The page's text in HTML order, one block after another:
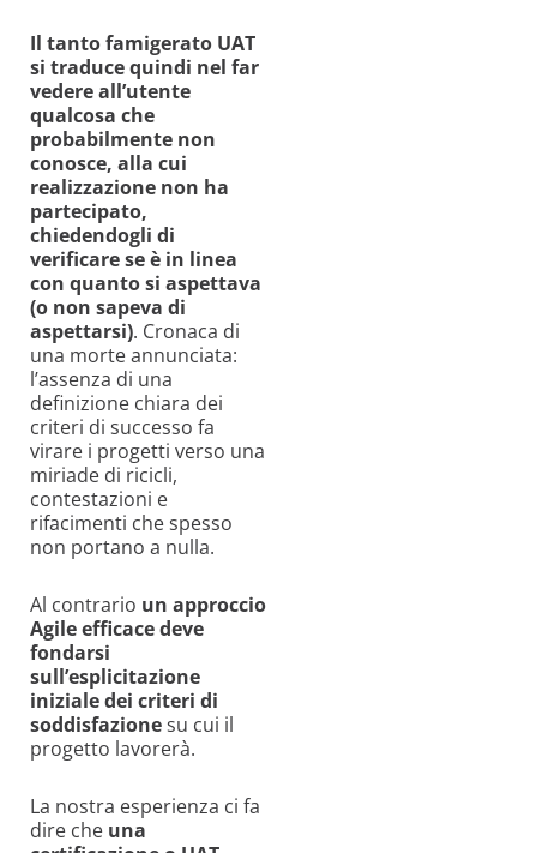
Il tanto famigerato UAT
si traduce quindi nel far
vedere all’utente
qualcosa che
probabilmente non
conosce, alla cui
realizzazione non ha
partecipato,
chiedendogli di
verificare se è in linea
con quanto si aspettava
(o non sapeva di
aspettarsi). Cronaca di
una morte annunciata:
l’assenza di una
definizione chiara dei
criteri di successo fa
virare i progetti verso una
miriade di ricicli,
contestazioni e
rifacimenti che spesso
non portano a nulla.
Al contrario un approccio
Agile efficace deve
fondarsi
sull’esplicitazione
iniziale dei criteri di
soddisfazionesu cui il
progetto lavorerà.
La nostra esperienza ci fa
dire che una